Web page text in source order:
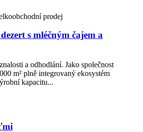
s mléčným čajem a
a odhodlání. Jako společnost
m² plně integrovaný ekosystém
kapacitu...